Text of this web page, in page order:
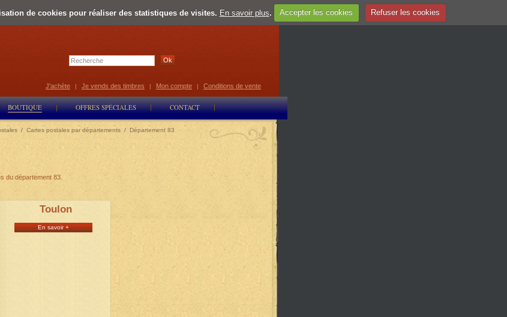
de cookies pour réaliser des statistiques de visites. En savoir plus. Accepter les cookies Refuser les cookies
Select Language ▼
BOUTIQUE OFFRES SPÉCIALES CONTACT
J'achète | Je vends des timbres | Mon compte | Conditions de vente
/ Cartes postales par départements / Département 83
du département 83.
Toulon
En savoir +